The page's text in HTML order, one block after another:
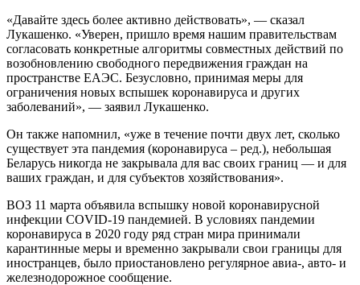
«Давайте здесь более активно действовать», — сказал
Лукашенко. «Уверен, пришло время нашим правительствам
согласовать конкретные алгоритмы совместных действий по
возобновлению свободного передвижения граждан на
пространстве ЕАЭС. Безусловно, принимая меры для
ограничения новых вспышек коронавируса и других
заболеваний», — заявил Лукашенко.
Он также напомнил, «уже в течение почти двух лет, сколько
существует эта пандемия (коронавируса – ред.), небольшая
Беларусь никогда не закрывала для вас своих границ — и для
ваших граждан, и для субъектов хозяйствования».
ВОЗ 11 марта объявила вспышку новой коронавирусной
инфекции COVID-19 пандемией. В условиях пандемии
коронавируса в 2020 году ряд стран мира принимали
карантинные меры и временно закрывали свои границы для
иностранцев, было приостановлено регулярное авиа-, авто- и
железнодорожное сообщение.